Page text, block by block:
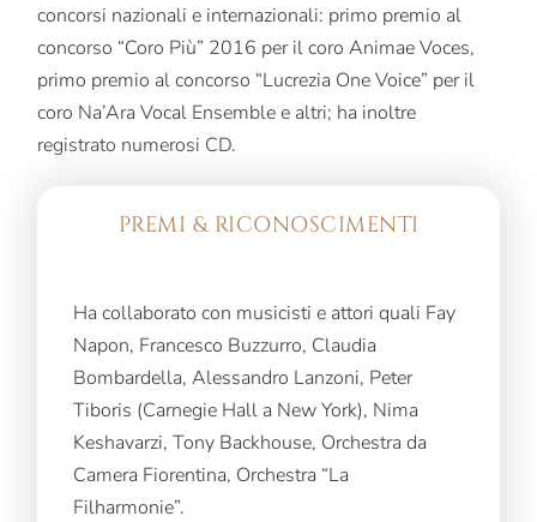
concorsi nazionali e internazionali: primo premio al
concorso “Coro Più” 2016 per il coro Animae Voces,
primo premio al concorso “Lucrezia One Voice” per il
coro Na’Ara Vocal Ensemble e altri; ha inoltre
registrato numerosi CD.
PREMI & RICONOSCIMENTI
Ha collaborato con musicisti e attori quali Fay
Napon, Francesco Buzzurro, Claudia
Bombardella, Alessandro Lanzoni, Peter
Tiboris (Carnegie Hall a New York), Nima
Keshavarzi, Tony Backhouse, Orchestra da
Camera Fiorentina, Orchestra “La
Filharmonie”.